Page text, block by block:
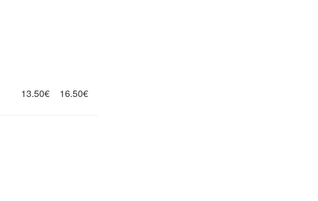
13.50€ 16.50€